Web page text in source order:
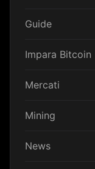
Guide
Impara Bitcoin
Mercati
Mining
News